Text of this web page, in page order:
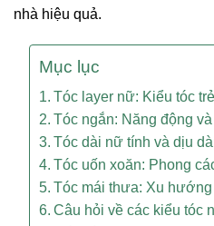
nhà hiệu quả.
Mục lục
Tóc layer nữ: Kiểu tóc
Tóc ngắn: Năng động
Tóc dài nữ tính và dịu
Tóc uốn xoăn: Phong
Tóc mái thưa: Xu hướng
Câu hỏi về các kiểu tóc